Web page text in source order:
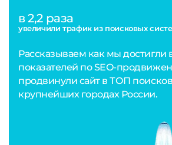
в 2,2 раза
увеличили трафик из поисковых
Рассказываем как мы
показателей по SEO-
продвинули сайт в ТОП
крупнейших городах России.